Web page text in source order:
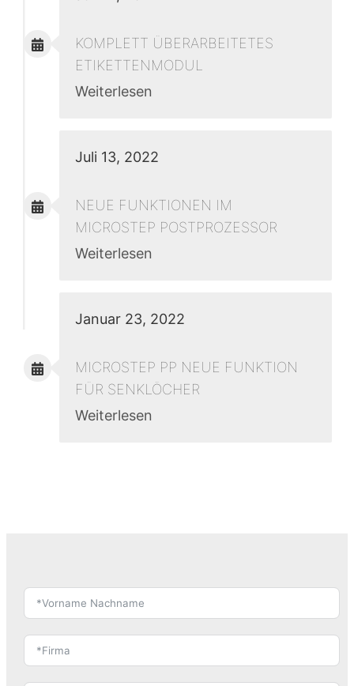
KOMPLETT ÜBERARBEITETES
ETIKETTENMODUL
Weiterlesen
Juli 13, 2022
NEUE FUNKTIONEN IM
MICROSTEP POSTPROZESSOR
Weiterlesen
Januar 23, 2022
MICROSTEP PP NEUE FUNKTION
FÜR SENKLÖCHER
Weiterlesen